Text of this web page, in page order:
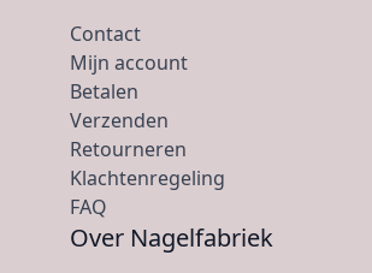
Contact
Mijn account
Betalen
Verzenden
Retourneren
Klachtenregeling
FAQ
Over Nagelfabriek